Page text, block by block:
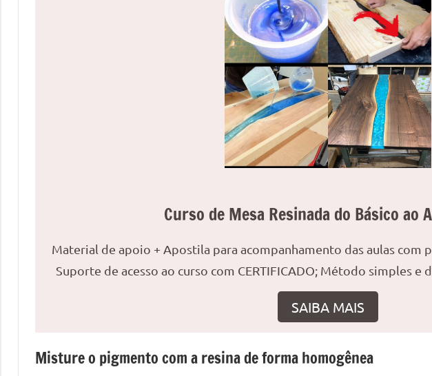
mesa
redonda
para
reuniões
ou
uma
mesa
de
jantar
para
aqui
encontrará
tudo
transformar
Curso de Mesa Resinada do Básico ao
Material de apoio + Apostila para acompanhamento das aulas com
Suporte de acesso ao curso com CERTIFICADO; Método simples
SAIBA MAIS
Misture o pigmento com a resina de forma homogênea